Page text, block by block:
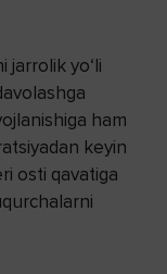
jarrolik yo‘li
ham
keyin
osti qavatiga